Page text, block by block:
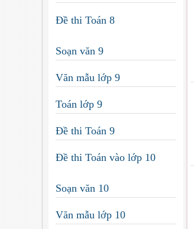
Đề thi Toán 8
Soạn văn 9
Văn mẫu lớp 9
Toán lớp 9
Đề thi Toán 9
Đề thi Toán vào lớp 10
Soạn văn 10
Văn mẫu lớp 10